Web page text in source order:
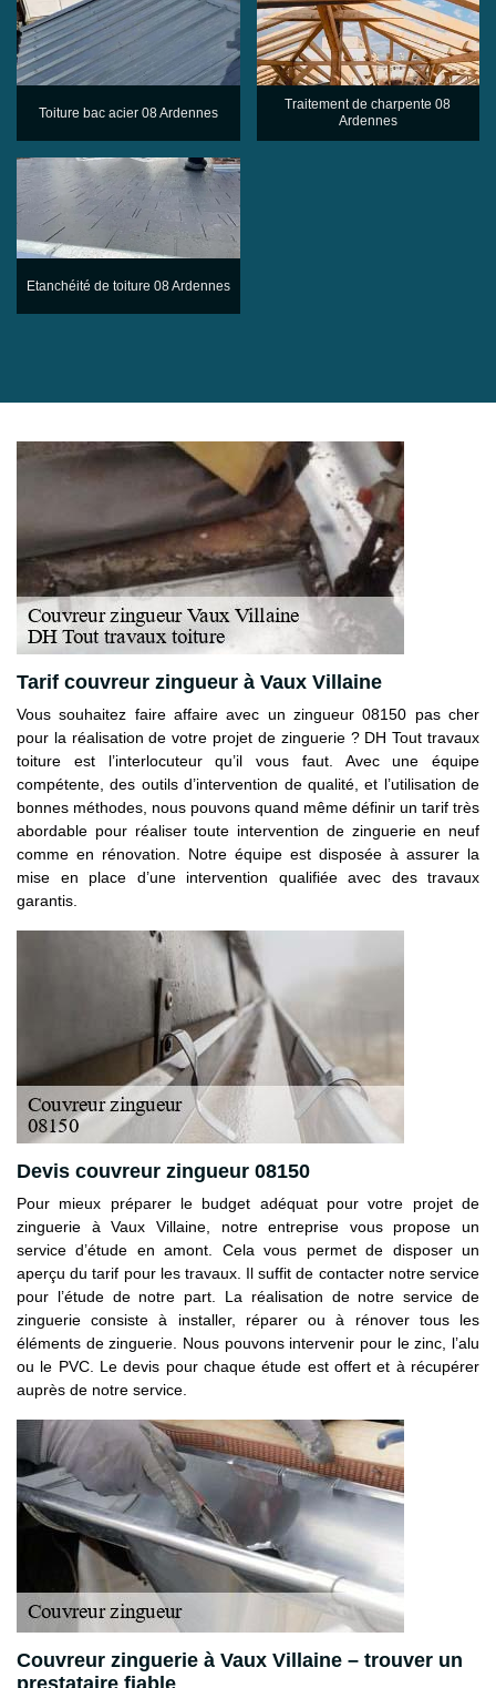
Toiture bac acier 08 Ardennes
Traitement de charpente 08
Ardennes
Etanchéité de toiture 08 Ardennes
Tarif couvreur zingueur à Vaux Villaine
Vous souhaitez faire affaire avec un zingueur 08150 pas cher
pour la réalisation de votre projet de zinguerie ? DH Tout travaux
toiture est l’interlocuteur qu’il vous faut. Avec une équipe
compétente, des outils d’intervention de qualité, et l’utilisation de
bonnes méthodes, nous pouvons quand même définir un tarif très
abordable pour réaliser toute intervention de zinguerie en neuf
comme en rénovation. Notre équipe est disposée à assurer la
mise en place d’une intervention qualifiée avec des travaux
garantis.
Devis couvreur zingueur 08150
Pour mieux préparer le budget adéquat pour votre projet de
zinguerie à Vaux Villaine, notre entreprise vous propose un
service d’étude en amont. Cela vous permet de disposer un
aperçu du tarif pour les travaux. Il suffit de contacter notre service
pour l’étude de notre part. La réalisation de notre service de
zinguerie consiste à installer, réparer ou à rénover tous les
éléments de zinguerie. Nous pouvons intervenir pour le zinc, l’alu
ou le PVC. Le devis pour chaque étude est offert et à récupérer
auprès de notre service.
Couvreur zinguerie à Vaux Villaine – trouver un
prestataire fiable